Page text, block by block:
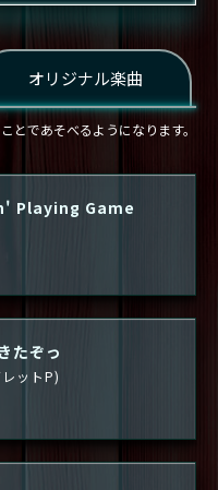
オリジナル楽曲
とであそべるようになります。
Playing Game
たぞっ
ットP)